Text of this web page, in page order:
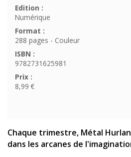
Edition :
Numérique
Format :
288 pages - Couleur
ISBN :
9782731625981
Prix :
8,99 €
Chaque trimestre, Métal
dans les arcanes de